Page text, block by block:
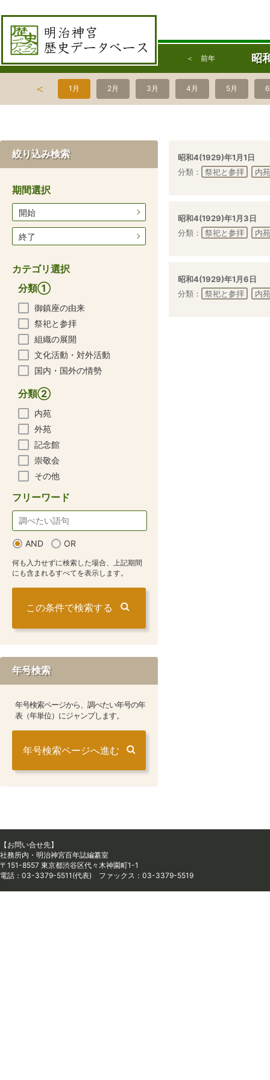
＜ 前年 昭
＜ 1月 2月 3月 4月 5月
絞り込み検索
期間選択
開始
終了
カテゴリ選択
分類①
御鎮座の由来
祭祀と参拝
組織の展開
文化活動・対外活動
国内・国外の情勢
分類②
内苑
外苑
記念館
崇敬会
その他
フリーワード
AND OR
何も入力せずに検索した場合、上記期間
にも含まれるすべてを表示します。
年号検索
年号検索ページから、調べたい年号の年
表（年単位）にジャンプします。
年号検索ページへ進む
昭和4(1929)年1月1日
分類：
祭祀と参拝 内苑
昭和4(1929)年1月3日
分類：
祭祀と参拝 内苑
昭和4(1929)年1月6日
分類：
祭祀と参拝 内苑
【お問い合せ先】
社務所内・明治神宮百年誌編纂室
〒151-8557 東京都渋谷区代々木神園町1-1
電話：03-3379-5511(代表) ファックス：03-3379-5519